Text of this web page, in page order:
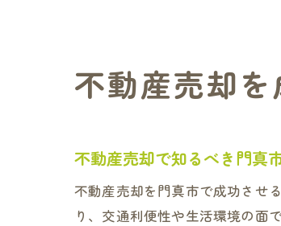
不動産売却
不動産売却で知るべき門真
不動産売却を門真市で成功させ
り、交通利便性や生活環境の面